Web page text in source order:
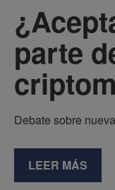
parte
Debate sobre
LEER MÁS